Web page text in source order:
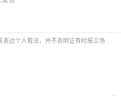
表达个人看法，并不表明证券时报立场